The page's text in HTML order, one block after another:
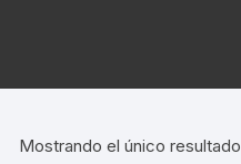
Mostrando el único resultado